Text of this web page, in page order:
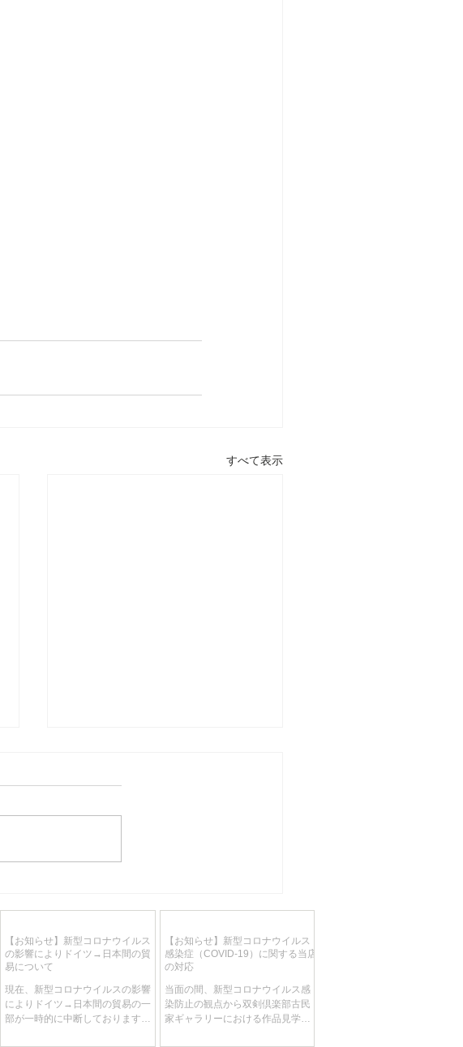
すべて表示
文を利用した転売ヤーや無在
【お知らせ】新型コロナウイルス
の影響によりドイツ→日本間の貿
易について
現在、新型コロナウイルスの影響
によりドイツ→日本間の貿易の一
部が一時的に中断しております。
【お知らせ】新型コロナウイルス
感染症（COVID-19）に関する当店
の対応
当面の間、新型コロナウイルス感
染防止の観点から双剣倶楽部古民
家ギャラリーにおける作品見学を